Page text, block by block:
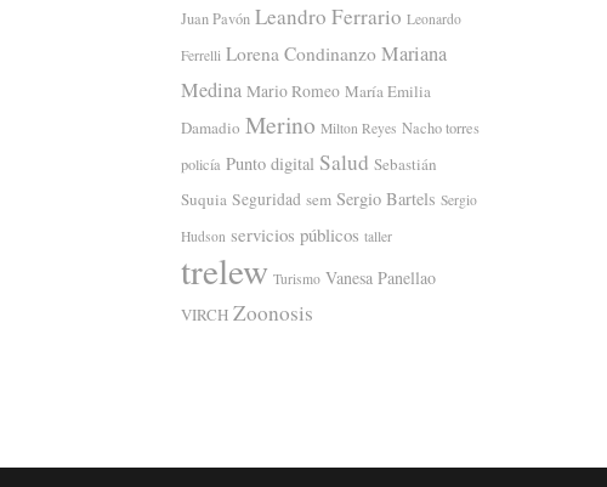
Juan Pavón Leandro Ferrario Leonardo
Ferrelli Lorena Condinanzo Mariana
Medina Mario Romeo María Emilia
Damadio Merino Milton Reyes Nacho torres
policía Punto digital Salud Sebastián
Suquia Seguridad sem Sergio Bartels Sergio
Hudson servicios públicos taller
trelew Turismo Vanesa Panellao
VIRCH Zoonosis